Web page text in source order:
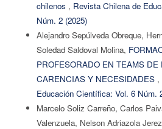
chilenos , Revista Chilena de
Núm. 2 (2025)
Alejandro Sepúlveda Obreque,
Soledad Saldoval Molina,
PROFESORADO EN TEAMS DE
CARENCIAS Y NECESIDADES ,
Educación Científica: Vol. 6 Núm.
Marcelo Soliz Carreño, Carlos
Valenzuela, Nelson Adriazola